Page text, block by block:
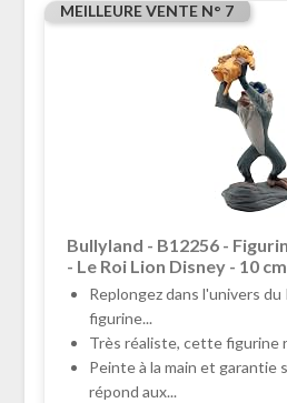
MEILLEURE VENTE N° 7
Bullyland - B12256 -
- Le Roi Lion Disney - 10
Replongez dans l'univers
figurine...
Très réaliste, cette figurine
Peinte à la main et garantie
répond aux...